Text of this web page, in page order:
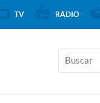
TV RÁDIO